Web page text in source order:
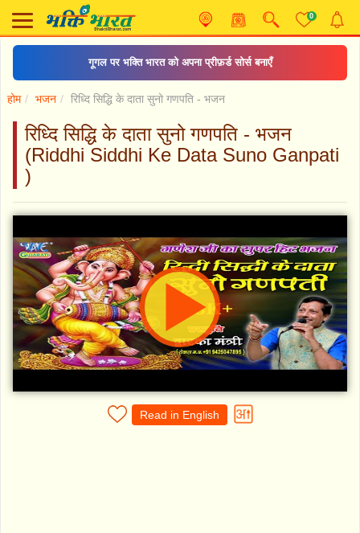
0
गूगल पर भक्ति भारत को अपना प्रीफ़र्ड सोर्स बनाएँ
होम भजन रिध्दि सिद्धि के दाता सुनो गणपति - भजन
रिध्दि सिद्धि के दाता सुनो गणपति - भजन
(Riddhi Siddhi Ke Data Suno Ganpati
)
Read in English